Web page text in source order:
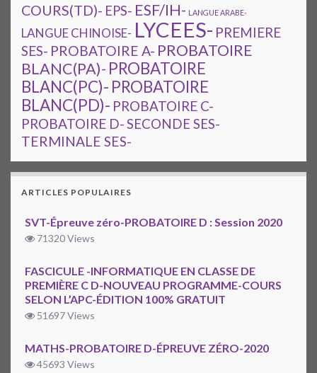
COURS(TD)- EPS- ESF/IH- LANGUE ARABE-
LANGUE CHINOISE- LYCEES- PREMIERE
SES- PROBATOIRE A- PROBATOIRE
BLANC(PA)- PROBATOIRE
BLANC(PC)- PROBATOIRE
BLANC(PD)- PROBATOIRE C-
PROBATOIRE D-SECONDE SES-
TERMINALE SES-
ARTICLES POPULAIRES
SVT-Épreuve zéro-PROBATOIRE D : Session 2020
71320 Views
FASCICULE -INFORMATIQUE EN CLASSE DE
PREMIÈRE C D-NOUVEAU PROGRAMME-COURS
SELON L’APC-ÉDITION 100% GRATUIT
51697 Views
MATHS-PROBATOIRE D-ÉPREUVE ZÉRO-2020
45693 Views